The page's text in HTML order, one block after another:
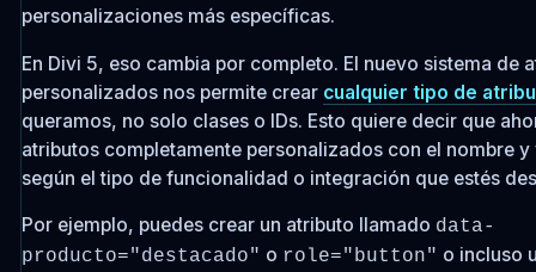
personalizaciones más específicas.
En Divi 5, eso cambia por completo. El nuevo sistema de
personalizados nos permite crear cualquier tipo de
queramos, no solo clases o IDs. Esto quiere decir que
atributos completamente personalizados con el nombre
según el tipo de funcionalidad o integración que estés
Por ejemplo, puedes crear un atributo llamado data-
producto="destacado" o role="button" o incluso